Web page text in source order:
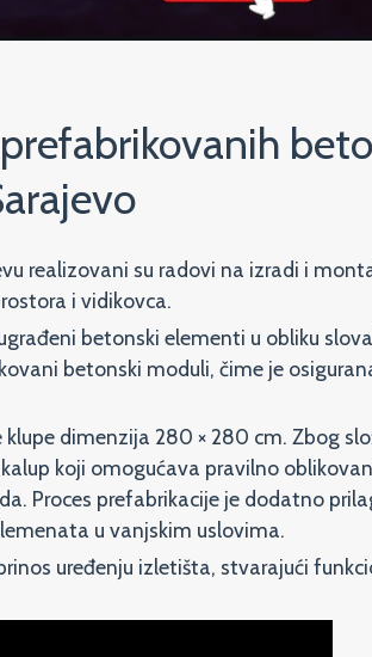
realizovani su radovi na izradi i
i vidikovca.
betonski elementi u obliku
betonski moduli, čime je
klupe dimenzija 280 × 280 cm. Zbog
koji omogućava pravilno
Proces prefabrikacije je dodatno
u vanjskim uslovima.
uređenju izletišta, stvarajući